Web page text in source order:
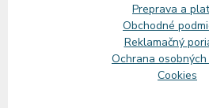
Preprava a
Obchodné
Reklamačný
Ochrana
Cookies